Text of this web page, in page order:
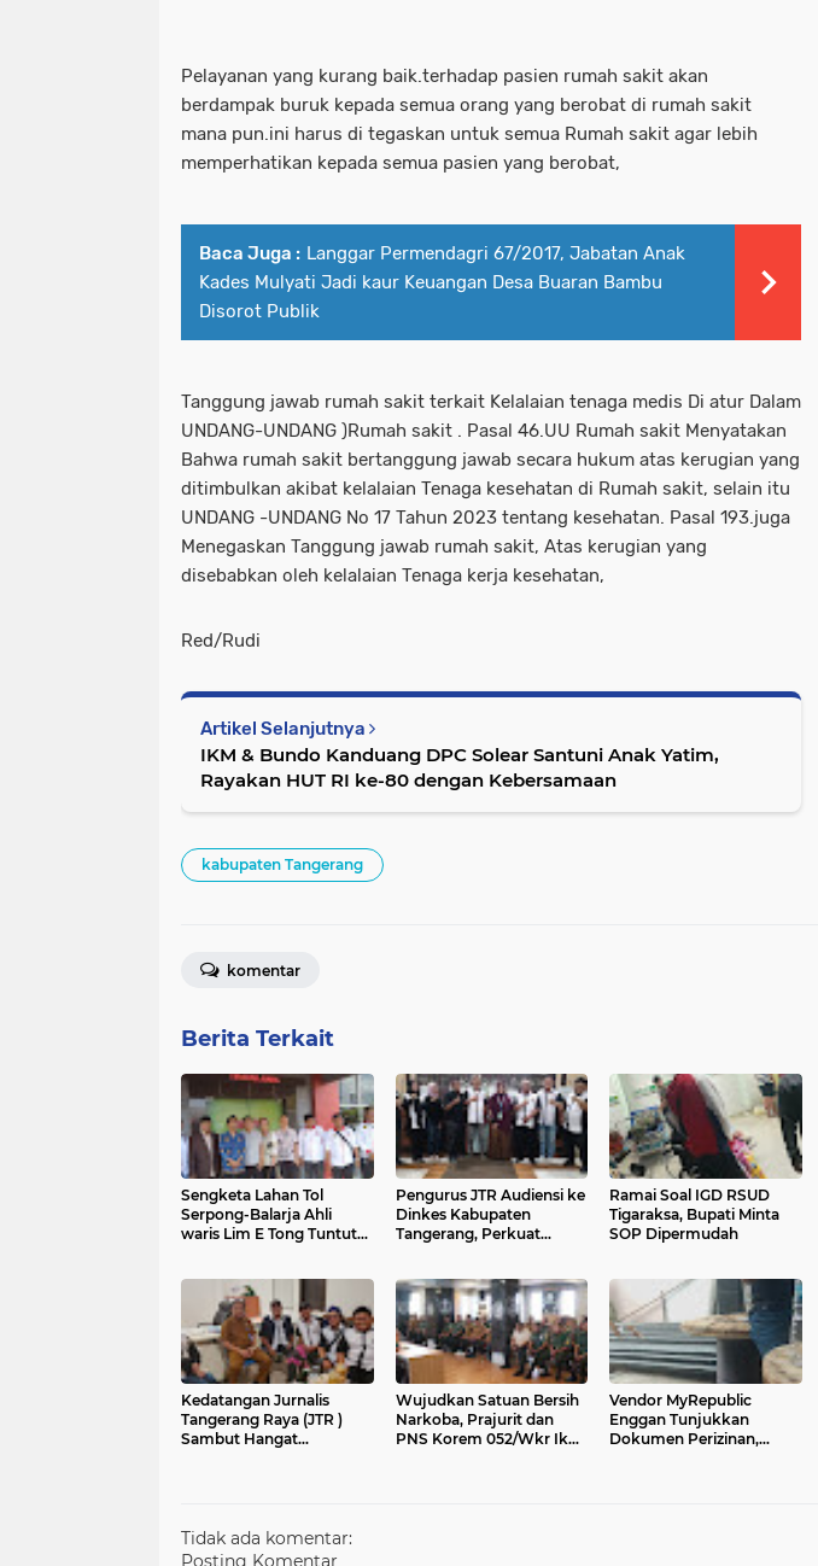
Pelayanan yang kurang baik.terhadap pasien rumah sakit akan
berdampak buruk kepada semua orang yang berobat di rumah sakit
mana pun.ini harus di tegaskan untuk semua Rumah sakit agar lebih
memperhatikan kepada semua pasien yang berobat,
Baca Juga : Langgar Permendagri 67/2017, Jabatan Anak
Kades Mulyati Jadi kaur Keuangan Desa Buaran Bambu
Disorot Publik
Tanggung jawab rumah sakit terkait Kelalaian tenaga medis Di atur Dalam
UNDANG-UNDANG )Rumah sakit . Pasal 46.UU Rumah sakit Menyatakan
Bahwa rumah sakit bertanggung jawab secara hukum atas kerugian yang
ditimbulkan akibat kelalaian Tenaga kesehatan di Rumah sakit, selain itu
UNDANG -UNDANG No 17 Tahun 2023 tentang kesehatan. Pasal 193.juga
Menegaskan Tanggung jawab rumah sakit, Atas kerugian yang
disebabkan oleh kelalaian Tenaga kerja kesehatan,
Red/Rudi
Artikel Selanjutnya
‎IKM & Bundo Kanduang DPC Solear Santuni Anak Yatim,
Rayakan HUT RI ke-80 dengan Kebersamaan‎
kabupaten Tangerang
komentar
Berita Terkait
Sengketa Lahan Tol
Serpong-Balarja Ahli
waris Lim E Tong Tuntut
Pengurus JTR Audiensi ke
Dinkes Kabupaten
Tangerang, Perkuat
Ramai Soal IGD RSUD
Tigaraksa, Bupati Minta
SOP Dipermudah
Kedatangan Jurnalis
Tangerang Raya (JTR )
Sambut Hangat
Wujudkan Satuan Bersih
Narkoba, Prajurit dan
PNS Korem 052/Wkr Ikuti
Vendor MyRepublic
Enggan Tunjukkan
Dokumen Perizinan,
Tidak ada komentar:
Posting Komentar